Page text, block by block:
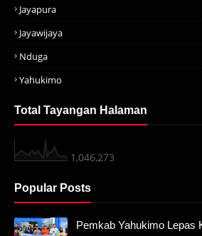
Jayapura
Jayawijaya
Nduga
Yahukimo
Total Tayangan Halaman
1,046,273
Popular Posts
Pemkab Yahukimo Lepas